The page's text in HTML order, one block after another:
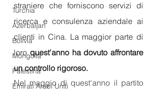
Turchia
Azerbaijan
Bolivia
Mongolia
Palestina
Emirati Arabi Uniti
straniere che forniscono servizi di
ricerca e consulenza aziendale ai
clienti in Cina. La maggior parte di
loro quest'anno ha dovuto affrontare
un controllo rigoroso.
Nel maggio di quest'anno il partito